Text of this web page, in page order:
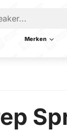
Merken